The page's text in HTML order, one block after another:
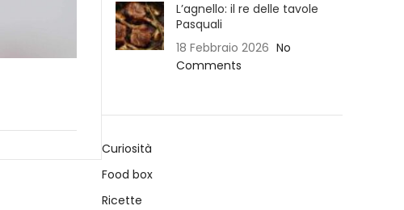
L’agnello: il re delle tavole
Pasquali
18 Febbraio 2026 No
Comments
Curiosità
Food box
Ricette